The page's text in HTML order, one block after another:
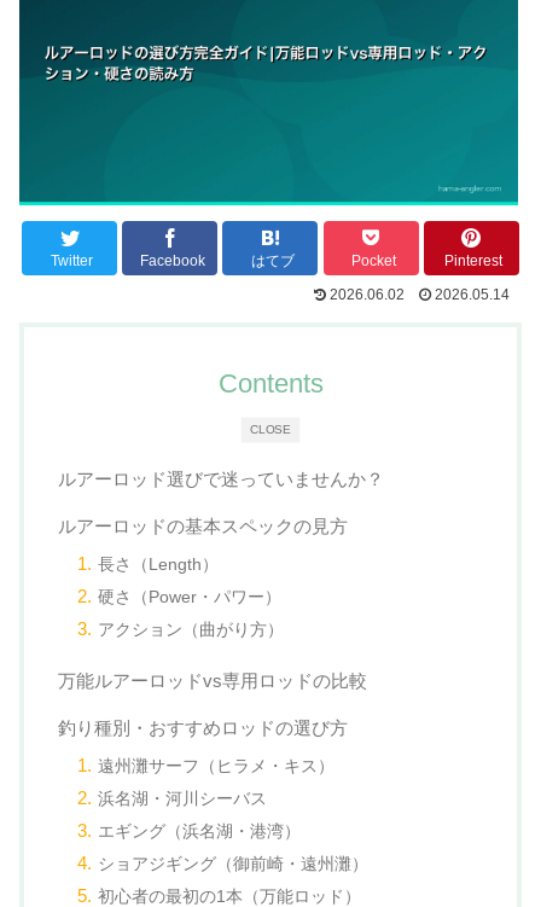
Twitter Facebook はてブ Pocket
Pinterest
2026.06.02
2026.05.14
CLOSE
Contents
ルアーロッド選びで迷っていませんか？
ルアーロッドの基本スペックの見方
長さ（Length）
硬さ（Power・パワー）
アクション（曲がり方）
万能ルアーロッドvs専用ロッドの比較
釣り種別・おすすめロッドの選び方
遠州灘サーフ（ヒラメ・キス）
浜名湖・河川シーバス
エギング（浜名湖・港湾）
ショアジギング（御前崎・遠州灘）
初心者の最初の1本（万能ロッド）